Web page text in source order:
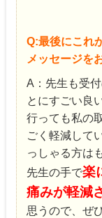
Q:最後にこれ
メッセージを
A：先生も受
とにすごい良
行っても私の
ごく軽減して
っしゃる方は
先生の手で楽
痛みが軽減
思うので、ぜ